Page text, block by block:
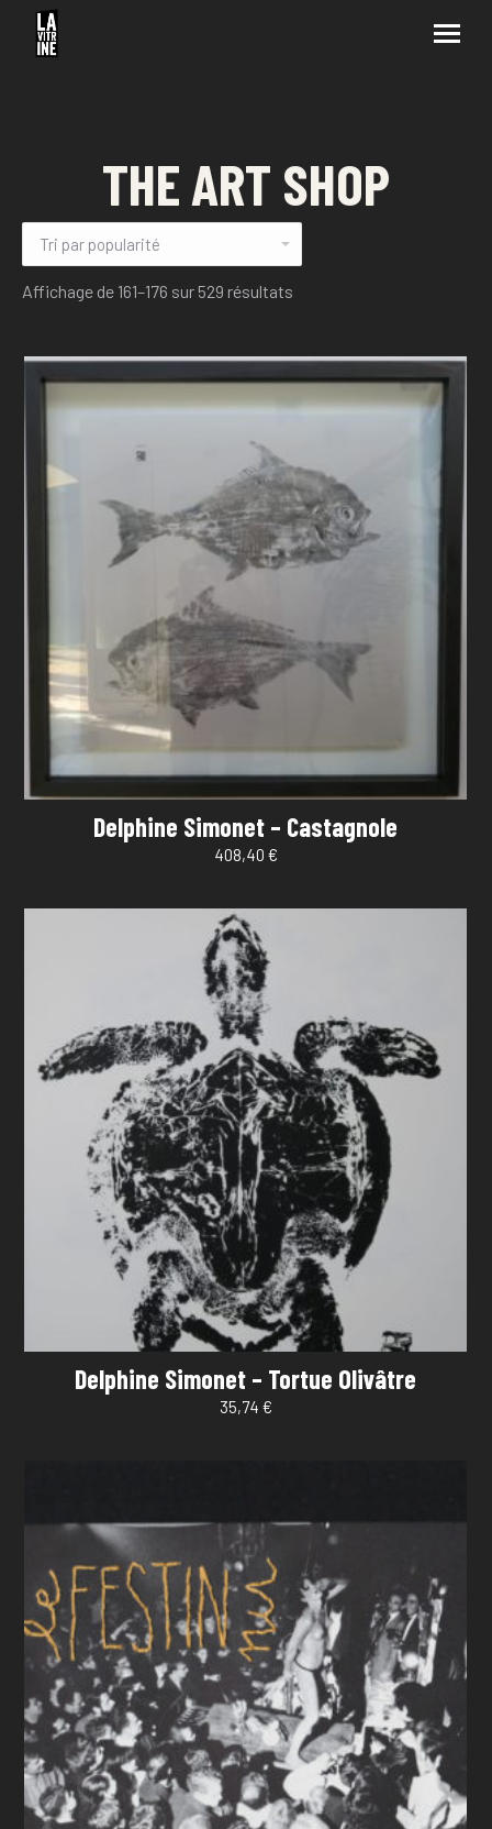
THE ART SHOP
Affichage de 161–176 sur 529 résultats
Delphine Simonet – Castagnole
408,40 €
Delphine Simonet – Tortue Olivâtre
35,74 €